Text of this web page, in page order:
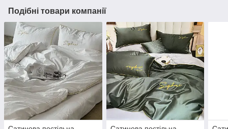
Подібні товари компанії